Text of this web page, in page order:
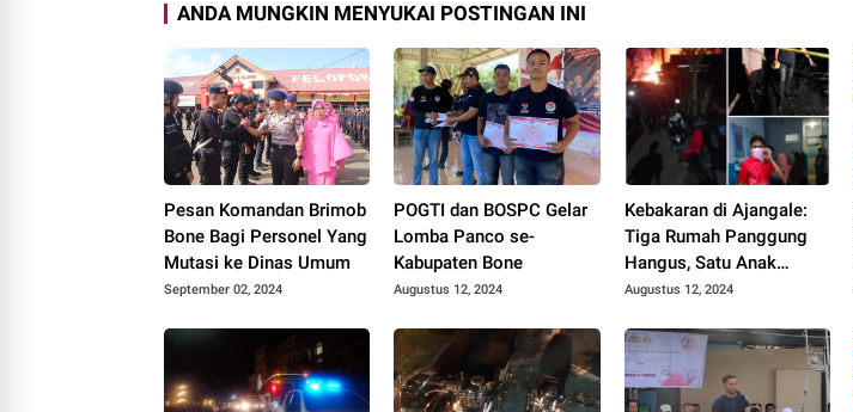
ANDA MUNGKIN MENYUKAI POSTINGAN INI
Pesan Komandan Brimob
Bone Bagi Personel Yang
Mutasi ke Dinas Umum
September 02, 2024
POGTI dan BOSPC Gelar
Lomba Panco se-
Kabupaten Bone
Augustus 12, 2024
Kebakaran di Ajangale:
Tiga Rumah Panggung
Hangus, Satu Anak
Tewas
Augustus 12, 2024